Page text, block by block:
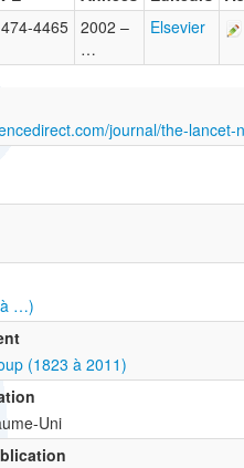
4465 2002 –
…
Elsevier
journal/the-lancet-
à …)
(1823 à 2011)
Uni